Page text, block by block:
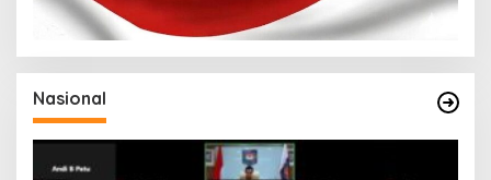
Nasional